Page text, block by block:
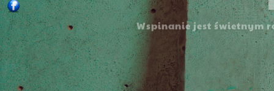
Wspinanie jest świetnym